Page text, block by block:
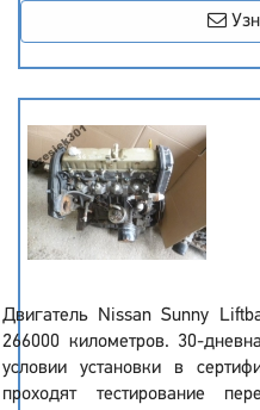
Двигатель Nissan Sunny
266000 километров. 30-
условии установки в
проходят тестирование